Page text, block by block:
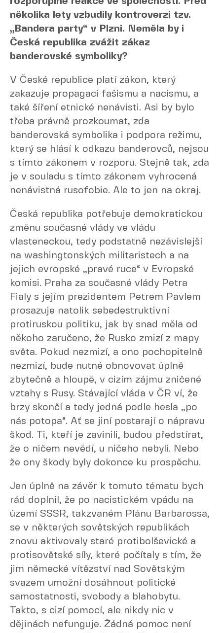
několika lety vzbudily kontroverzi tzv.
„Bandera party“ v Plzni. Neměla by i
Česká republika zvážit zákaz
banderovské symboliky?
V České republice platí zákon, který
zakazuje propagaci fašismu a nacismu, a
také šíření etnické nenávisti. Asi by bylo
třeba právně prozkoumat, zda
banderovská symbolika i podpora režimu,
který se hlásí k odkazu banderovců, nejsou
s tímto zákonem v rozporu. Stejně tak, zda
je v souladu s tímto zákonem vyhrocená
nenávistná rusofobie. Ale to jen na okraj.
Česká republika potřebuje demokratickou
změnu současné vlády ve vládu
vlasteneckou, tedy podstatně nezávislejší
na washingtonských militaristech a na
jejich evropské „pravé ruce“ v Evropské
komisi. Praha za současné vlády Petra
Fialy s jejím prezidentem Petrem Pavlem
prosazuje natolik sebedestruktivní
protiruskou politiku, jak by snad měla od
někoho zaručeno, že Rusko zmizí z mapy
světa. Pokud nezmizí, a ono pochopitelně
nezmizí, bude nutné obnovovat úplně
zbytečně a hloupě, v cizím zájmu zničené
vztahy s Rusy. Stávající vláda v ČR ví, že
brzy skončí a tedy jedná podle hesla „po
nás potopa“. Ať se jiní postarají o nápravu
škod. Ti, kteří je zavinili, budou předstírat,
že o ničem nevědí, u ničeho nebyli. Nebo
že ony škody byly dokonce ku prospěchu.
Jen úplně na závěr k tomuto tématu bych
rád doplnil, že po nacistickém vpádu na
území SSSR, takzvaném Plánu Barbarossa,
se v některých sovětských republikách
znovu aktivovaly staré protibolševické a
protisovětské síly, které počítaly s tím, že
jim německé vítězství nad Sovětským
svazem umožní dosáhnout politické
samostatnosti, svobody a blahobytu.
Takto, s cizí pomocí, ale nikdy nic v
dějinách nefunguje. Žádná pomoc není